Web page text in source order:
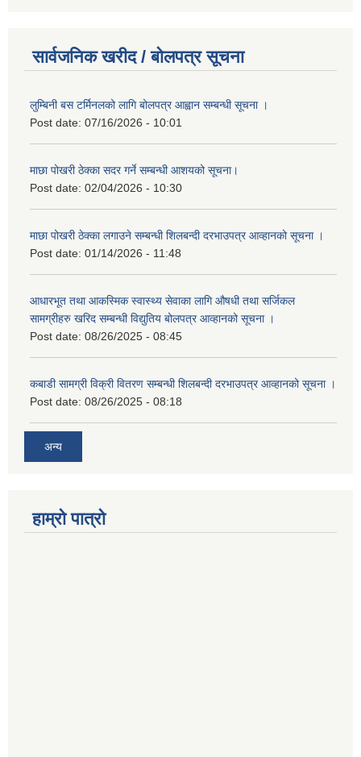
सार्वजनिक खरीद / बोलपत्र सूचना
लुम्बिनी बस टर्मिनलको लागि बोलपत्र आह्वान सम्बन्धी सूचना ।
Post date: 07/16/2026 - 10:01
माछा पोखरी ठेक्का सदर गर्ने सम्बन्धी आशयको सूचना।
Post date: 02/04/2026 - 10:30
माछा पोखरी ठेक्का लगाउने सम्बन्धी शिलबन्दी दरभाउपत्र आव्हानको सूचना ।
Post date: 01/14/2026 - 11:48
आधारभूत तथा आकस्मिक स्वास्थ्य सेवाका लागि औषधी तथा सर्जिकल
सामग्रीहरु खरिद सम्बन्धी विद्युतिय बोलपत्र आव्हानको सूचना ।
Post date: 08/26/2025 - 08:45
कबाडी सामग्री विक्री वितरण सम्बन्धी शिलबन्दी दरभाउपत्र आव्हानको सूचना ।
Post date: 08/26/2025 - 08:18
अन्य
हाम्रो पात्रो